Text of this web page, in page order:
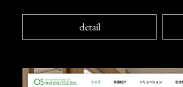
detail